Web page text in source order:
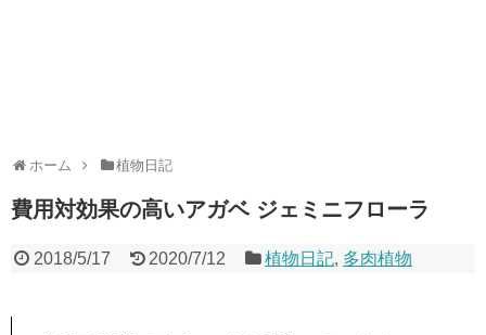
ホーム 植物日記
費用対効果の高いアガベ ジェミニフローラ
2018/5/17 2020/7/12 植物日記, 多肉植物